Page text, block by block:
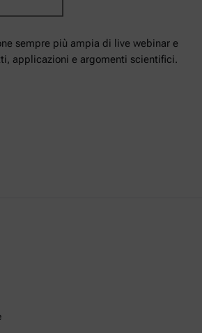
sempre più ampia di live webinar e
applicazioni e argomenti scientifici.